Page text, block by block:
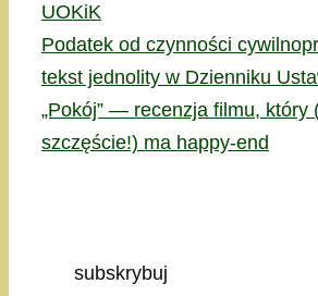
UOKiK
Podatek od czynności
tekst jednolity w Dzienniku
„Pokój” — recenzja filmu, który
szczęście!) ma happy-end
subskrybuj